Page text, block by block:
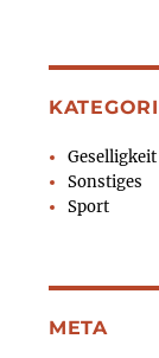
Geselligkeit
Sonstiges
Sport
META